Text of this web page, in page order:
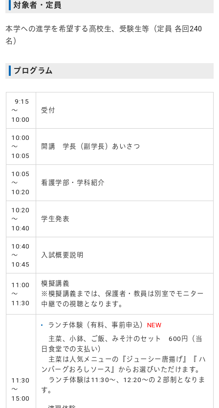
対象者・定員
本学への進学を希望する高校生、受験生等（定員 各回240
名）
プログラム
9:15
～
10:00
受付
10:00
～
10:05
開講 学長（副学長）あいさつ
10:05
～
10:20
看護学部・学科紹介
10:20
～
10:40
学生発表
10:40
～
10:45
入試概要説明
11:00
～
11:30
模擬講義
※模擬講義までは、保護者・教員は別室でモニター
中継での視聴となります。
11:30
～
15:00
ランチ体験（有料、事前申込） NEW
主菜、小鉢、ご飯、みそ汁のセット 600円（当
日食堂での支払い）
主菜は人気メニューの『ジューシー唐揚げ』『 ハ
ンバーグおろしソース』からお選びいただけます。
ランチ体験は11:30～、12:20～の２部制となりま
す。